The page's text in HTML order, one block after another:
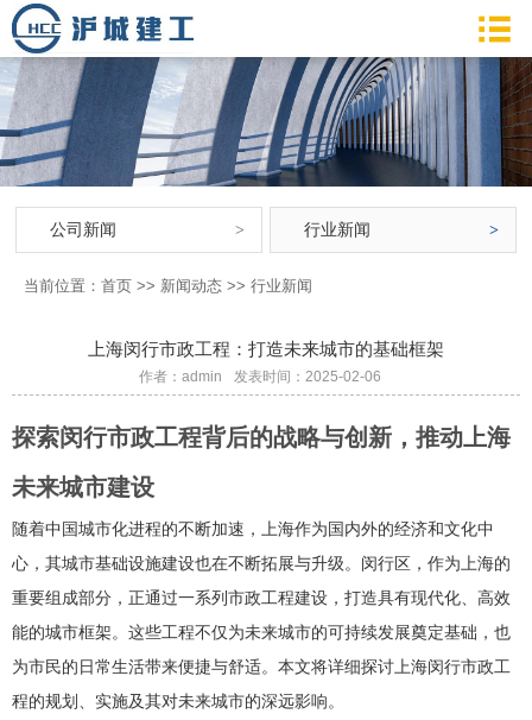
公司新闻 行业新闻
当前位置： 首页 >> 新闻动态 >> 行业新闻
上海闵行市政工程：打造未来城市的基础框架
作者：admin 发表时间：2025-02-06
探索闵行市政工程背后的战略与创新，推动上海
未来城市建设
随着中国城市化进程的不断加速，上海作为国内外的经济和文化中
心，其城市基础设施建设也在不断拓展与升级。闵行区，作为上海的
重要组成部分，正通过一系列市政工程建设，打造具有现代化、高效
能的城市框架。这些工程不仅为未来城市的可持续发展奠定基础，也
为市民的日常生活带来便捷与舒适。本文将详细探讨上海闵行市政工
程的规划、实施及其对未来城市的深远影响。